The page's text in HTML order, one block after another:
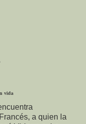
vida
a quien la